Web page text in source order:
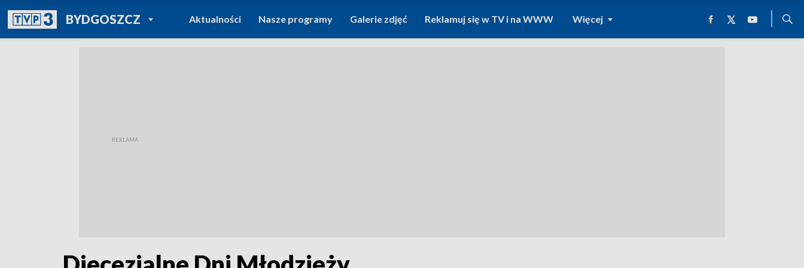
BYDGOSZCZPOWRÓT DO
TVP REGIONY
Aktualności Nasze programy Galerie zdjęć Reklamuj się w TV i na WWW Więcej